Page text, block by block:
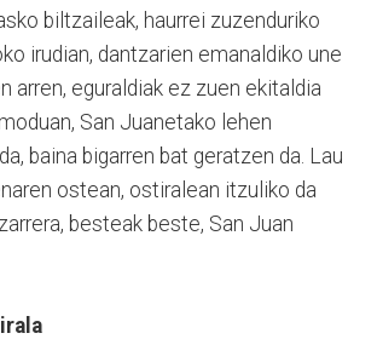
biltzaileak, haurrei zuzenduriko
irudian, dantzarien emanaldiko une
arren, eguraldiak ez zuen ekitaldia
San Juanetako lehen
baina bigarren bat geratzen da. Lau
ostean, ostiralean itzuliko da
besteak beste, San Juan